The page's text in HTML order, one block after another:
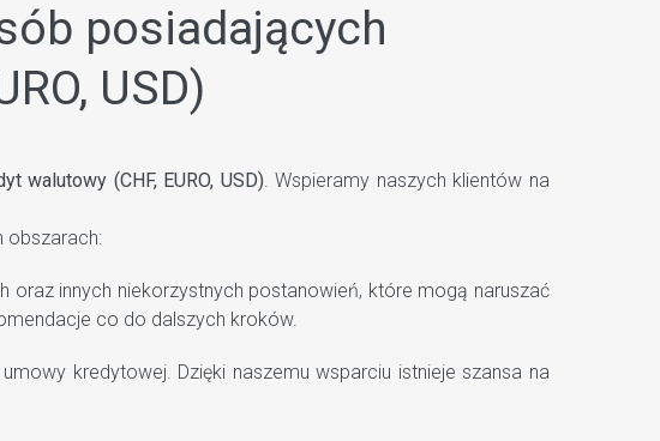
posiadających
USD)
walutowy (CHF, EURO, USD). Wspieramy naszych klientów na
obszarach:
innych niekorzystnych postanowień, które mogą naruszać
co do dalszych kroków.
kredytowej. Dzięki naszemu wsparciu istnieje szansa na